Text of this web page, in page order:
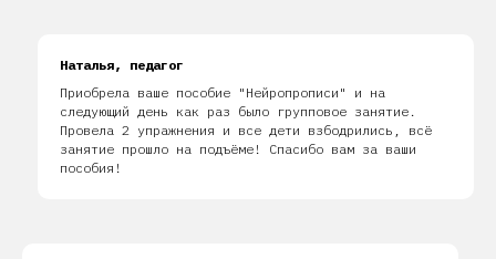
Наталья, педагог
Приобрела ваше пособие "Нейропрописи" и на
следующий день как раз было групповое занятие.
Провела 2 упражнения и все дети взбодрились, всё
занятие прошло на подъёме! Спасибо вам за ваши
пособия!